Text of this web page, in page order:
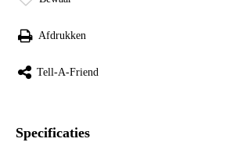
Afdrukken
Tell-A-Friend
Specificaties